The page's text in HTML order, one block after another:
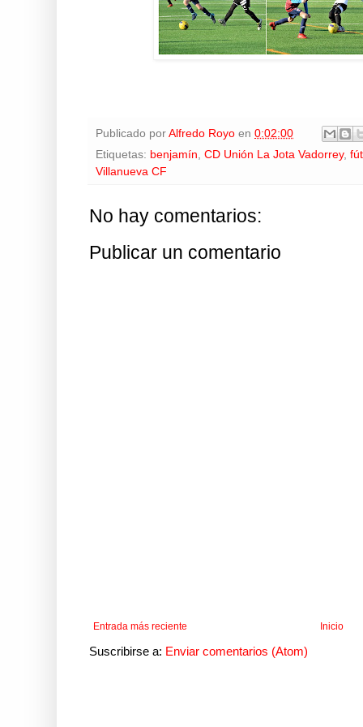
Publicado por Alfredo Royo en 0:02:00
Etiquetas: benjamín, CD Unión La Jota Vadorrey,
Villanueva CF
No hay comentarios:
Publicar un comentario
Entrada más reciente Inicio
Suscribirse a: Enviar comentarios (Atom)